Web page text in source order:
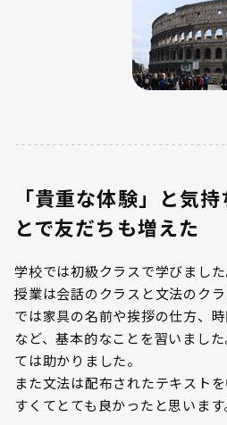
「貴重な体験」と気
とで友だちも増えた
学校では初級クラスで学びました
授業は会話のクラスと文法のク
では家具の名前や挨拶の仕方、
など、基本的なことを習いまし
ては助かりました。
また文法は配布されたテキスト
すくてとても良かったと思います